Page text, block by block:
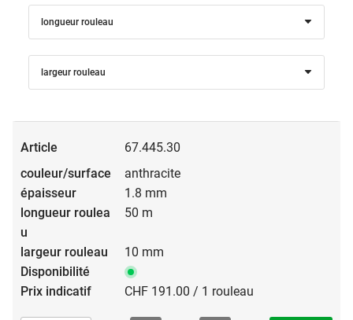
la surface brute de couleur gris-noir répond dans bien des
cas aux exigences esthétiques fixées.
longueur rouleau
largeur rouleau
67.445.30
anthracite
1.8 mm
50 m
10 mm
CHF 191.00 / 1 rouleau